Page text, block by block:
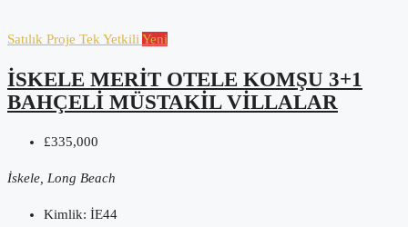
Satılık Proje Tek YetkiliYeni
İSKELE MERIT OTELE KOMŞU 3+1
BAHÇELI MÜSTAKIL VILLALAR
£335,000
İskele, Long Beach
Kimlik: İE44